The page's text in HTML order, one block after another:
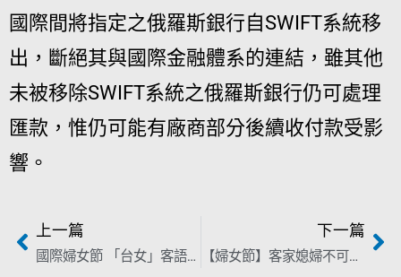
國際間將指定之俄羅斯銀行自SWIFT系統移
出，斷絕其與國際金融體系的連結，雖其他
未被移除SWIFT系統之俄羅斯銀行仍可處理
匯款，惟仍可能有廠商部分後續收付款受影
響。
上一篇
國際婦女節 「台女」客語撕標籤！網友反應超激烈
下一篇
【婦女節】客家媳婦不可上桌吃飯 網友：哪裡來的偏見？